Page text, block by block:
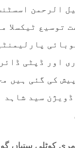
الرحمن
توسیع ٹیکسلا
اور ڈپٹی
کی گئی ہیں
سید شاہد
کوٹلی ستیاں